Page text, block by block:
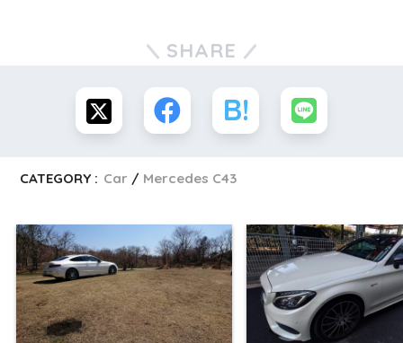
SHARE
CATEGORY : Car Mercedes C43